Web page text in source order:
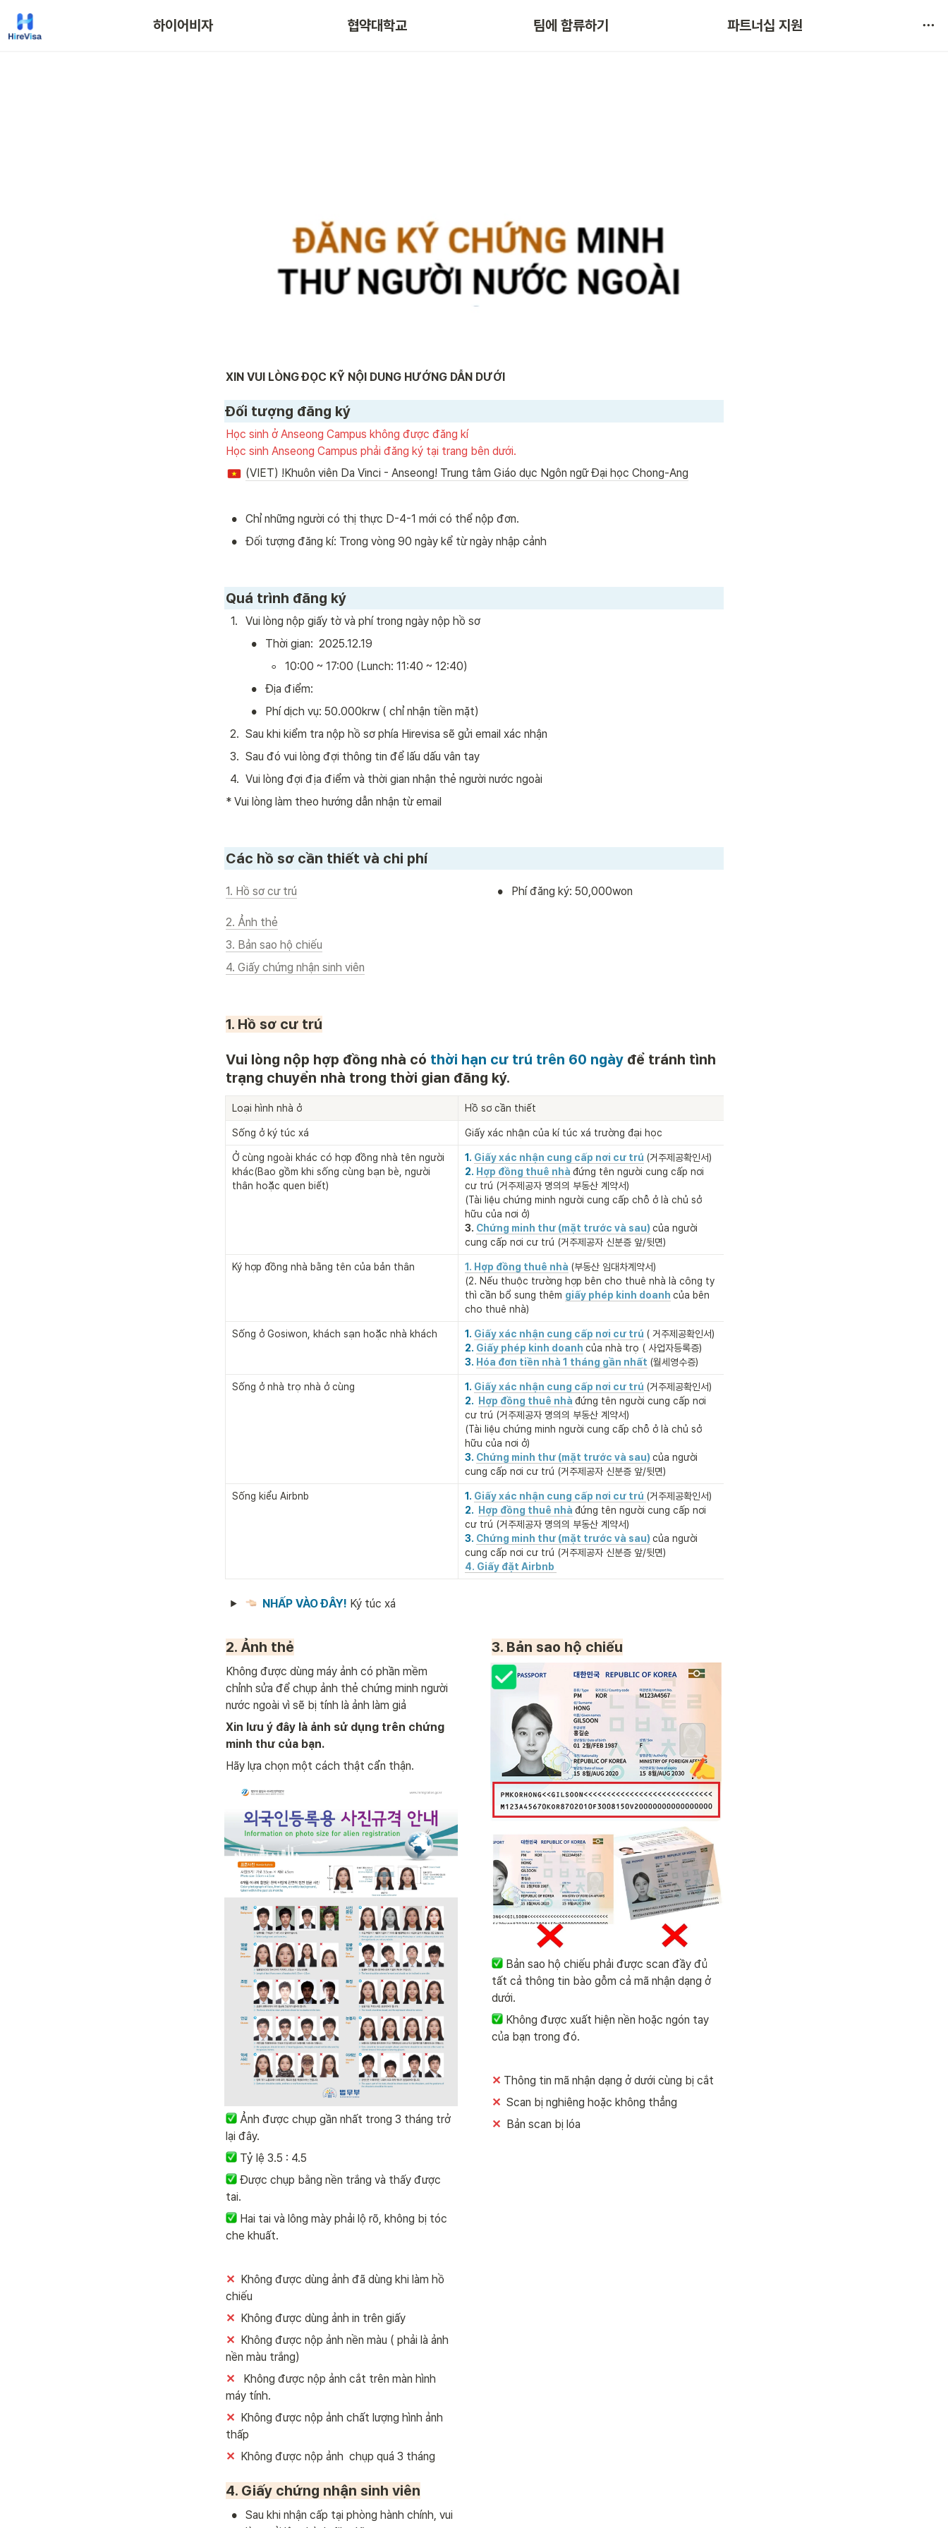
하이어비자 협약대학교 팀에 합류하기 파트너십 지원
서비스 불만 사항 제보
XIN VUI LÒNG ĐỌC KỸ NỘI DUNG HƯỚNG DẪN DƯỚI
Đối tượng đăng ký
Học sinh ở Anseong Campus không được đăng kí
Học sinh Anseong Campus phải đăng ký tại trang bên dưới.
(VIET) !Khuôn viên Da Vinci - Anseong! Trung tâm Giáo dục Ngôn ngữ Đại học Chong-Ang
• Chỉ những người có thị thực D-4-1 mới có thể nộp đơn.
• Đối tượng đăng kí: Trong vòng 90 ngày kể từ ngày nhập cảnh
Quá trình đăng ký
1. Vui lòng nộp giấy tờ và phí trong ngày nộp hồ sơ
• Thời gian: 2025.12.19
◦ 10:00 ~ 17:00 (Lunch: 11:40 ~ 12:40)
• Địa điểm:
•
Phí dịch vụ: 50.000krw ( chỉ nhận tiền mặt)
2. Sau khi kiểm tra nộp hồ sơ phía Hirevisa sẽ gửi email xác nhận
3. Sau đó vui lòng đợi thông tin để lấu dấu vân tay
4. Vui lòng đợi địa điểm và thời gian nhận thẻ người nước ngoài
* Vui lòng làm theo hướng dẫn nhận từ email
Các hồ sơ cần thiết và chi phí
1. Hồ sơ cư trú • Phí đăng ký: 50,000won
2. Ảnh thẻ
3. Bản sao hộ chiếu
4. Giấy chứng nhận sinh viên
1. Hồ sơ cư trú
Vui lòng nộp hợp đồng nhà có thời hạn cư trú trên 60 ngày để tránh tình
trạng chuyển nhà trong thời gian đăng ký.
Loại hình nhà ở Hồ sơ cần thiết
Sống ở ký túc xá Giấy xác nhận của kí túc xá trường đại học
Ở cùng ngoài khác có hợp đồng nhà tên người
khác(Bao gồm khi sống cùng bạn bè, người
thân hoặc quen biết)
1. Giấy xác nhận cung cấp nơi cư trú (거주제공확인서)
2. Hợp đồng thuê nhà đứng tên người cung cấp nơi
cư trú (거주제공자 명의의 부동산 계약서)
(Tài liệu chứng minh người cung cấp chỗ ở là chủ sở
hữu của nơi ở)
3. Chứng minh thư (mặt trước và sau) của người
cung cấp nơi cư trú (거주제공자 신분증 앞/뒷면)
Ký hợp đồng nhà bằng tên của bản thân 1. Hợp đồng thuê nhà (부동산 임대차계약서)
(2. Nếu thuộc trường hợp bên cho thuê nhà là công ty
thì cần bổ sung thêm giấy phép kinh doanh của bên
cho thuê nhà)
Sống ở Gosiwon, khách sạn hoặc nhà khách 1. Giấy xác nhận cung cấp nơi cư trú ( 거주제공확인서)
2. Giấy phép kinh doanh của nhà trọ ( 사업자등록증)
3. Hóa đơn tiền nhà 1 tháng gần nhất (월세영수증)
Sống ở nhà trọ nhà ở cùng 1. Giấy xác nhận cung cấp nơi cư trú
2. Hợp đồng thuê nhà đứng tên người cung cấp nơi
cư trú (거주제공자 명의의 부동산 계약서)
(Tài liệu chứng minh người cung cấp chỗ ở là chủ sở
hữu của nơi ở)
3. Chứng minh thư (mặt trước và sau) của người
cung cấp nơi cư trú (거주제공자 신분증 앞/뒷면)
Sống kiểu Airbnb 1. Giấy xác nhận cung cấp nơi cư trú (거주제공확인서)
2. Hợp đồng thuê nhà đứng tên người cung cấp nơi
cư trú (거주제공자 명의의 부동산 계약서)
3. Chứng minh thư (mặt trước và sau) của người
cung cấp nơi cư trú (거주제공자 신분증 앞/뒷면)
4. Giấy đặt Airbnb
NHẤP VÀO ĐÂY! Ký túc xá
2. Ảnh thẻ
Không được dùng máy ảnh có phần mềm
chỉnh sửa để chụp ảnh thẻ chứng minh người
nước ngoài vì sẽ bị tính là ảnh làm giả
Xin lưu ý đây là ảnh sử dụng trên chứng
minh thư của bạn.
Hãy lựa chọn một cách thật cẩn thận.
Ảnh được chụp gần nhất trong 3 tháng trở
lại đây.
Tỷ lệ 3.5 : 4.5
Được chụp bằng nền trắng và thấy được
tai.
Hai tai và lông mày phải lộ rõ, không bị tóc
che khuất.
✕ Không được dùng ảnh đã dùng khi làm hồ
chiếu
✕ Không được dùng ảnh in trên giấy
✕ Không được nộp ảnh nền màu ( phải là ảnh
nền màu trắng)
✕ Không được nộp ảnh cắt trên màn hình
máy tính.
✕ Không được nộp ảnh chất lượng hình ảnh
thấp
✕ Không được nộp ảnh  chụp quá 3 tháng
4. Giấy chứng nhận sinh viên
•
Sau khi nhận cấp tại phòng hành chính, vui
3. Bản sao hộ chiếu
Bản sao hộ chiếu phải được scan đầy đủ
tất cả thông tin bào gỗm cả mã nhận dạng ở
dưới.
Không được xuất hiện nền hoặc ngón tay
của bạn trong đó.
✕ Thông tin mã nhận dạng ở dưới cùng bị cắt
✕ Scan bị nghiêng hoặc không thẳng
✕ Bản scan bị lóa